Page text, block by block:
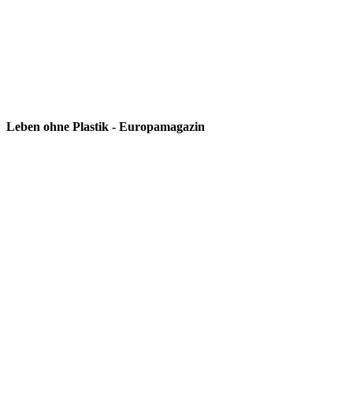
Leben ohne Plastik - Europamagazin